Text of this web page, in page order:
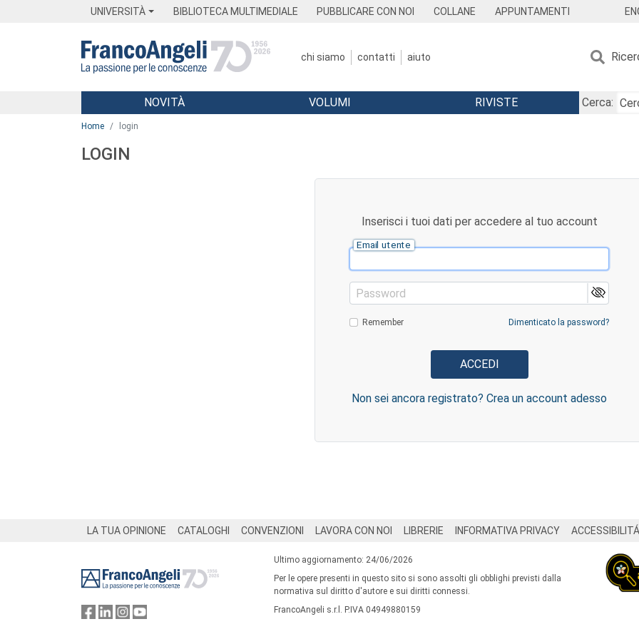
UNIVERSITÀ BIBLIOTECA MULTIMEDIALE PUBBLICARE CON NOI COLLANE APPUNTAMENTI
chi siamo contatti aiuto
Menu
NOVITÀ VOLUMI RIVISTE
Cerca:
Home login
LOGIN
Inserisci i tuoi dati per accedere al tuo account
Email utente
Password
Remember Dimenticato la password?
Non sei ancora registrato? Crea un account adesso
LA TUA OPINIONE CATALOGHI CONVENZIONI LAVORA CON NOI LIBRERIE INFORMATIVA PRIVACY ACCESSIBILITÁ
Ultimo aggiornamento: 24/06/2026
Per le opere presenti in questo sito si sono assolti gli obblighi previsti dalla
normativa sul diritto d'autore e sui diritti connessi.
FrancoAngeli s.r.l. P.IVA 04949880159